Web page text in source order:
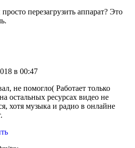
перезагрузить аппарат? Это
в 00:47
не помогло( Работает только
остальных ресурсах видео не
хотя музыка и радио в онлайне